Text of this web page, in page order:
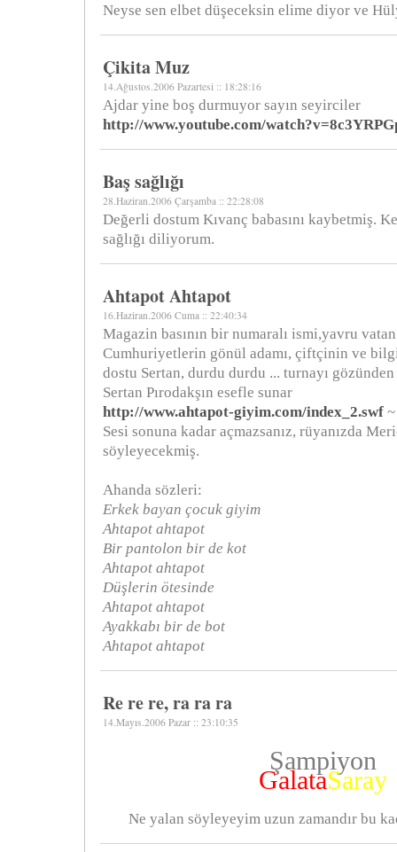
Neyse sen elbet düşeceksin elime diyor ve
Çikita Muz
14.Ağustos.2006 Pazartesi :: 18:28:16
Ajdar yine boş durmuyor sayın seyirciler
http://www.youtube.com/
Baş sağlığı
28.Haziran.2006 Çarşamba :: 22:28:08
Değerli dostum Kıvanç babasını kaybetmiş.
sağlığı diliyorum.
Ahtapot Ahtapot
16.Haziran.2006 Cuma :: 22:40:34
Magazin basının bir numaralı ismi,yavru
Cumhuriyetlerin gönül adamı, çiftçinin ve
dostu Sertan, durdu durdu ... turnayı
Sertan Pırodakşın esefle sunar
http://www.ahtapot-giyim.com/index_2.swf
Sesi sonuna kadar açmazsanız, rüyanızda
söyleyecekmiş.
Ahanda sözleri:
Erkek bayan çocuk giyim
Ahtapot ahtapot
Bir pantolon bir de kot
Ahtapot ahtapot
Düşlerin ötesinde
Ahtapot ahtapot
Ayakkabı bir de bot
Ahtapot ahtapot
Re re re, ra ra ra
14.Mayıs.2006 Pazar :: 23:10:35
Şampiyon
GalataSaray
Ne yalan söyleyeyim uzun zamandır bu